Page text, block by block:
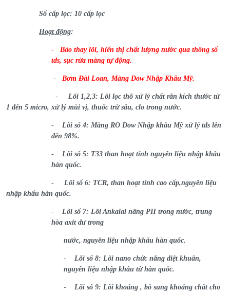
Số cấp lọc: 10 cấp lọc
Hoạt động:
- Báo thay lõi, hiển thị chất lượng nước qua thông số
tds, sục rửa màng tự động.
- Bơm Đài Loan, Màng Dow Nhập Khẩu Mỹ.
- Lõi 1,2,3: Lõi lọc thô xử lý chất rắn kích thước từ
1 đến 5 micro, xử lý mùi vị, thuốc trừ sâu, clo trong nước.
- Lõi số 4: Màng RO Dow Nhập khẩu Mỹ xử lý tds lên
đến 98%.
- Lõi số 5: T33 than hoạt tính nguyên liệu nhập khẩu
hàn quốc.
- Lõi số 6: TCR, than hoạt tính cao cấp,nguyên liệu
nhập khẩu hàn quốc.
- Lõi số 7: Lõi Ankalai nâng PH trong nước, trung
hòa axit dư trong
nước, nguyên liệu nhập khẩu hàn quốc.
- Lõi số 8: Lõi nano chức năng diệt khuẩn,
nguyên liệu nhập khẩu từ hàn quốc.
- Lõi số 9: Lõi khoáng , bổ sung khoáng chất cho